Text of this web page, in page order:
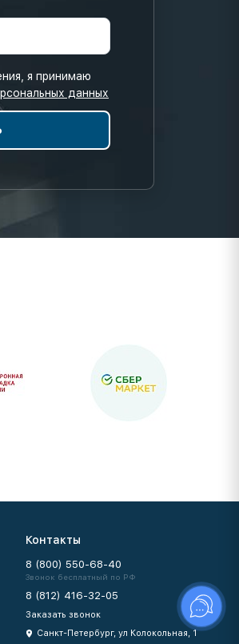
я принимаю
данных
Контакты
8 (800) 550-68-40
Звонок бесплатный по РФ
8 (812) 416-32-05
Заказать звонок
Санкт-Петербург, ул Колокольная, 1